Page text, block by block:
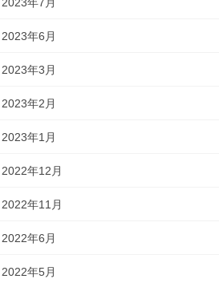
2023年7月
2023年6月
2023年3月
2023年2月
2023年1月
2022年12月
2022年11月
2022年6月
2022年5月